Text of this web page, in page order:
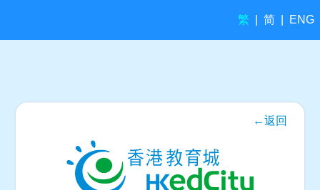
繁 简 ENG
←返回